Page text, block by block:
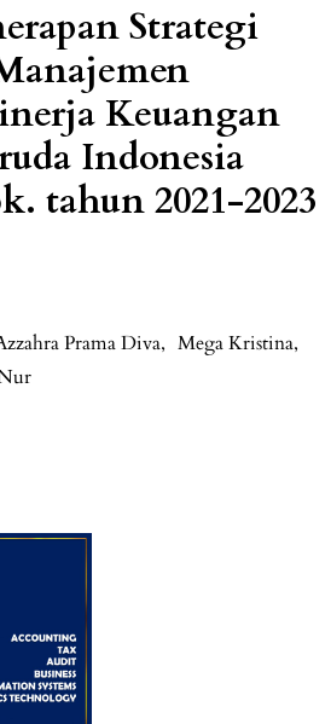
Strategi
Keuangan
Indonesia
tahun 2021-2023
Prama Diva, Mega Kristina,